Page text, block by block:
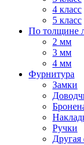
4 класс
5 класс
По толщине
2 мм
3 мм
4 мм
Фурнитура
Замки
Ручки
Другая